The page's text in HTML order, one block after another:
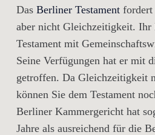
Das Berliner Testament fordert
aber nicht Gleichzeitigkeit. Ihr
Testament mit
Seine Verfügungen hat er mit
getroffen. Da Gleichzeitigkeit
können Sie dem Testament
Berliner Kammergericht hat
Jahre als ausreichend für die